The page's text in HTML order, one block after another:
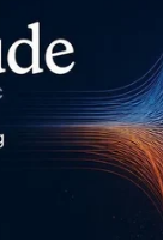
trổ với lối kiến
Minh Hiếu/